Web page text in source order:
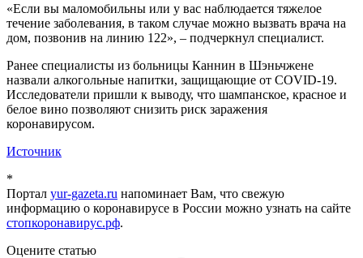
«Если вы маломобильны или у вас наблюдается тяжелое
течение заболевания, в таком случае можно вызвать врача на
дом, позвонив на линию 122», – подчеркнул специалист.
Ранее специалисты из больницы Каннин в Шэньчжене
назвали алкогольные напитки, защищающие от COVID-19.
Исследователи пришли к выводу, что шампанское, красное и
белое вино позволяют снизить риск заражения
коронавирусом.
Источник
*
Портал yur-gazeta.ru напоминает Вам, что свежую
информацию о коронавирусе в России можно узнать на сайте
стопкоронавирус.рф.
Оцените статью